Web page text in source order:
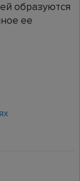
образуются
ее